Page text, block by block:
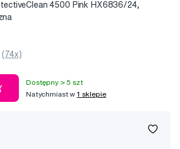
4500 Pink HX6836/24,
(74x)
Dostępny > 5 szt
Natychmiast w1 sklepie